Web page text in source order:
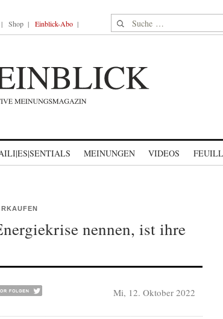
Shop Einblick-Abo Suche nach:
MEINUNGEN VIDEOS
nennen, ist ihre
Mi, 12. Oktober 2022